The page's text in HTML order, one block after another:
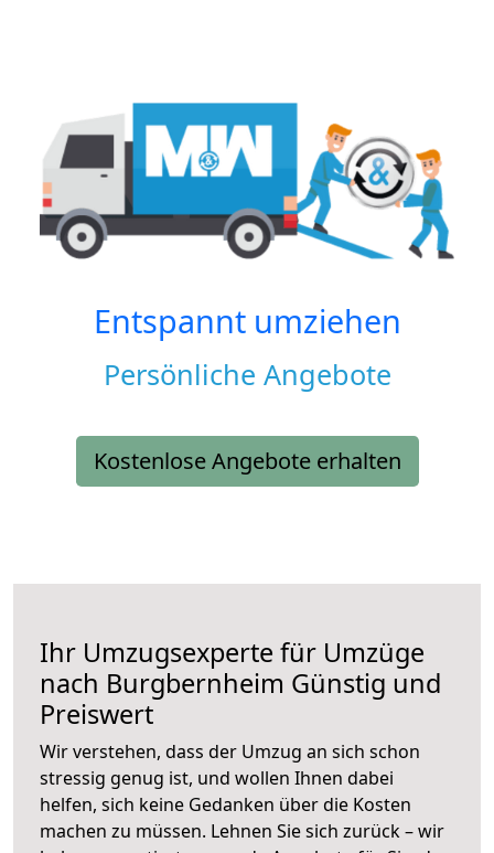
Entspannt umziehen
Persönliche Angebote
Kostenlose Angebote erhalten
Ihr Umzugsexperte für Umzüge
nach Burgbernheim Günstig und
Preiswert
Wir verstehen, dass der Umzug an sich schon
stressig genug ist, und wollen Ihnen dabei
helfen, sich keine Gedanken über die Kosten
machen zu müssen. Lehnen Sie sich zurück – wir